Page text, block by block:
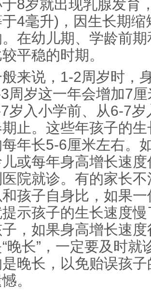
8岁就出现乳腺发育
4毫升)，因生长期
在幼儿期、学龄前
较平稳的时期。
来说，1-2周岁时，
周岁这一年会增加7
岁入小学前、从6-7
止。这些年孩子的
年长5-6厘米左右。
或每年身高增长速
院就诊。有的家长
和孩子自身比，如果
示孩子的生长速度
，如果身高增长速
晚长”，一定要及时
是晚长，以免贻误孩
。